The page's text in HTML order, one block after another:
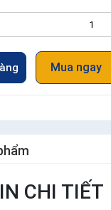
Mua ngay
CHI TIẾT